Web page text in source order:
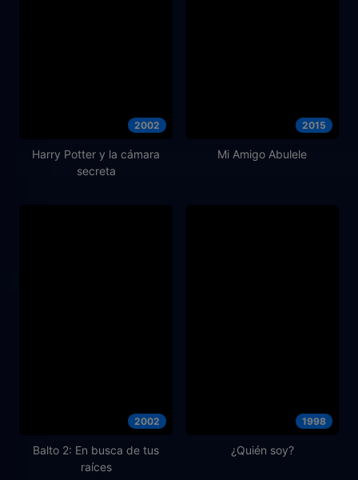
2002
Harry Potter y la cámara
secreta
2015
Mi Amigo Abulele
2002
Balto 2: En busca de tus
raíces
1998
¿Quién soy?